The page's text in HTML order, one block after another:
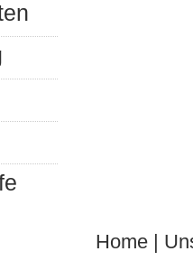
Home |